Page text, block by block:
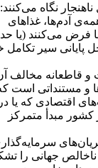
نگاه می‌کنند:
آدم‌ها، غذاهای
فرض می‌کنند (یا
پایانی سیر تکامل
قاطعانه مخالف
و مستنداتی است
اقتصادی که یا
مبدأ متمرکز
جهانی را